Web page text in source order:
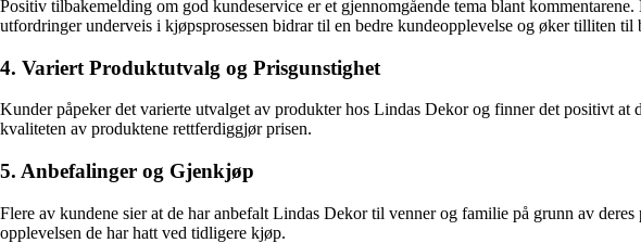
Positiv tilbakemelding om god kundeservice er et gjennomgående tema blant
utfordringer underveis i kjøpsprosessen bidrar til en bedre kundeopplevelse og øker tilliten til
4. Variert Produktutvalg og Prisgunstighet
Kunder påpeker det varierte utvalget av produkter hos Lindas Dekor og finner det positivt
kvaliteten av produktene rettferdiggjør prisen.
5. Anbefalinger og Gjenkjøp
Flere av kundene sier at de har anbefalt Lindas Dekor til venner og familie på grunn av
opplevelsen de har hatt ved tidligere kjøp.